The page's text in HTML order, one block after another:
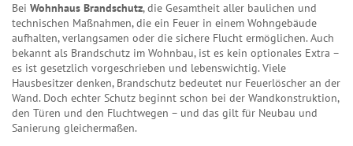
Bei Wohnhaus Brandschutz,die Gesamtheit aller baulichen und
technischen Maßnahmen, die ein Feuer in einem Wohngebäude
aufhalten, verlangsamen oder die sichere Flucht ermöglichen. Auch
bekannt als Brandschutz im Wohnbau, ist es kein optionales Extra –
es ist gesetzlich vorgeschrieben und lebenswichtig. Viele
Hausbesitzer denken, Brandschutz bedeutet nur Feuerlöscher an der
Wand. Doch echter Schutz beginnt schon bei der Wandkonstruktion,
den Türen und den Fluchtwegen – und das gilt für Neubau und
Sanierung gleichermaßen.